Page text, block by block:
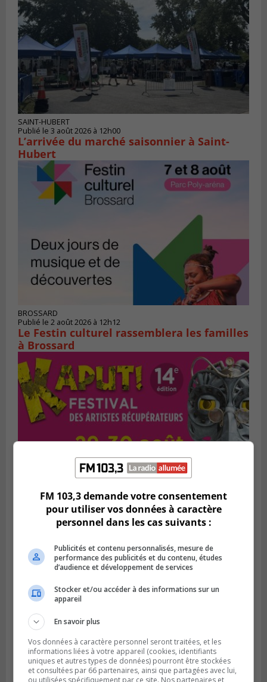
SAINT-HUBERT
Publié le 3 août 2026 à 12h00
L’arrivée du marché saisonnier à Saint-
Hubert
BROSSARD
Publié le 2 août 2026 à 12h12
Le Festin culturel rassemblera les familles
à Brossard
Publié le 1 août 2026 à 16h03
Le Festival Kaput propose des activités
récupératrices
FM 103,3 demande votre consentement
pour utiliser vos données à caractère
personnel dans les cas suivants :
Publicités et contenu personnalisés, mesure de
performance des publicités et du contenu, études
d’audience et développement de services
Stocker et/ou accéder à des informations sur un
appareil
En savoir plus
Vos données à caractère personnel seront traitées, et les
informations liées à votre appareil (cookies, identifiants
uniques et autres types de données) pourront être stockées
et consultées par 66 partenaires, ainsi que partagées avec lui,
ou utilisées spécifiquement par ce site. Nos partenaires et